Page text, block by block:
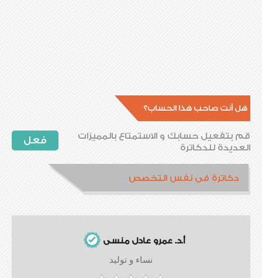
هل أنت صاحب هذا الحساب؟
فعل
قم بتفعيل حسابك و الاستمتاع بالمميزات
العديدة للدكاترة
دكاترة فى نفس التخصص
أ.د. عمرو عادل منسى
نساء و توليد